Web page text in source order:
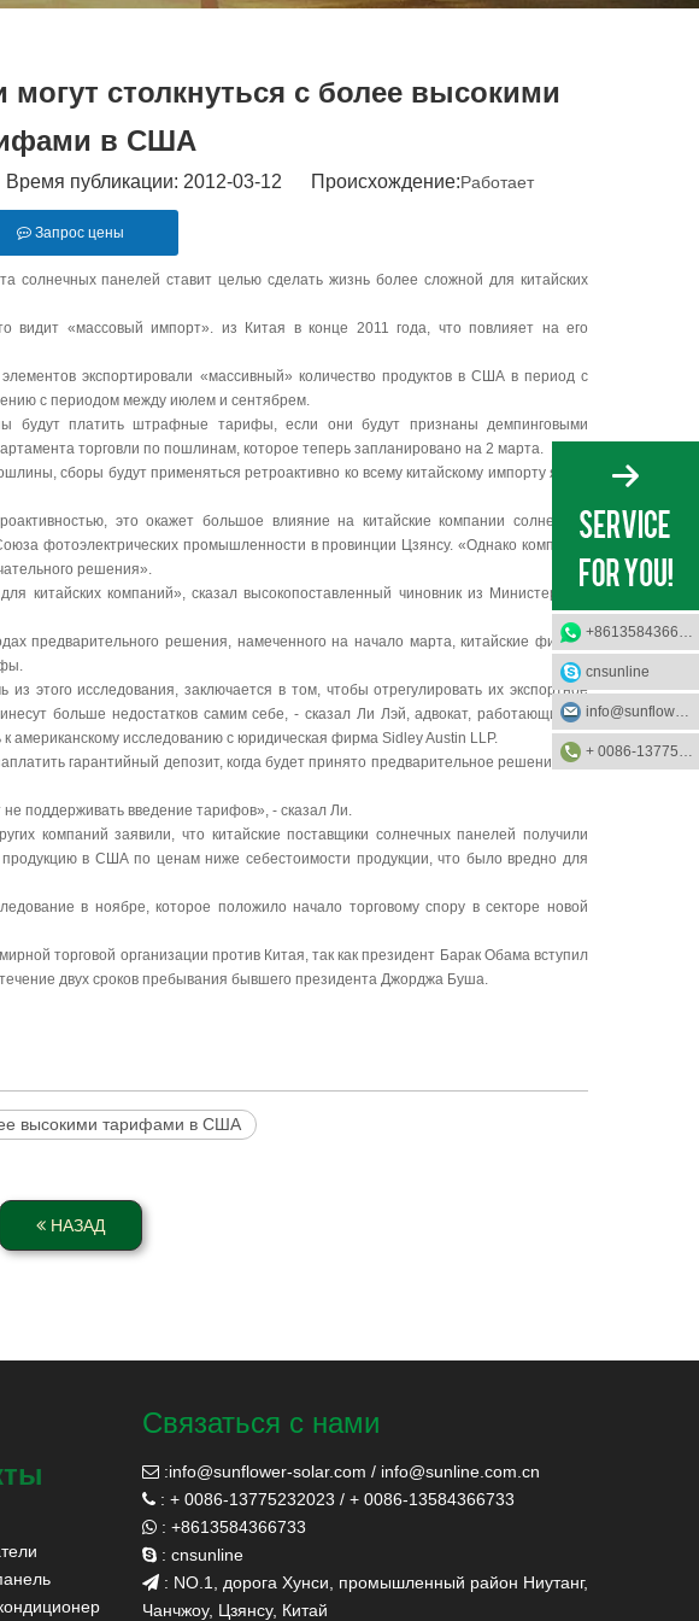
столкнуться с более высокими
в США
публикации: 2012-03-12 Происхождение:Работает
Запрос цены
панелей ставит целью сделать жизнь более сложной для китайских
видит «массовый импорт». из Китая в конце 2011 года, что повлияет на его
экспортировали «массивный» количество продуктов в США в период с
с периодом между июлем и сентябрем.
будут платить штрафные тарифы, если они будут признаны демпинговыми
торговли по пошлинам, которое теперь запланировано на 2 марта.
сборы будут применяться ретроактивно ко всему китайскому импорту ячеек
это окажет большое влияние на китайские компании солнечных
фотоэлектрических промышленности в провинции Цзянсу. «Однако компании
решения».
китайских компаний», сказал высокопоставленный чиновник из Министерства
предварительного решения, намеченного на начало марта, китайские фирмы,
этого исследования, заключается в том, чтобы отрегулировать их экспортное
больше недостатков самим себе, - сказал Ли Лэй, адвокат, работающий от
американскому исследованию с юридическая фирма Sidley Austin LLP.
гарантийный депозит, когда будет принято предварительное решение. Им
поддерживать введение тарифов», - сказал Ли.
компаний заявили, что китайские поставщики солнечных панелей получили
в США по ценам ниже себестоимости продукции, что было вредно для
в ноябре, которое положило начало торговому спору в секторе новой
торговой организации против Китая, так как президент Барак Обама вступил
двух сроков пребывания бывшего президента Джорджа Буша.
высокими тарифами в США
НАЗАД
Связаться с нами
 :info@sunflower-solar.com / info@sunline.com.cn
 : + 0086-13775232023 / + 0086-13584366733
 : +8613584366733
 : cnsunline
 : NO.1, дорога Хунси, промышленный район Ниутанг,
Чанчжоу, Цзянсу, Китай
cnsunline